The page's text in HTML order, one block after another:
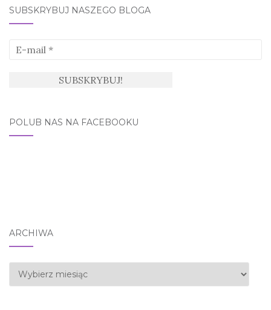
SUBSKRYBUJ NASZEGO BLOGA
POLUB NAS NA FACEBOOKU
ARCHIWA
Archiwa